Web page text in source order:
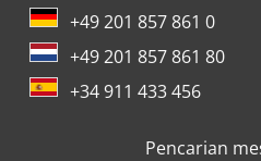
+49 201 857 861 0
+49 201 857 861 80
+34 911 433 456
Pencarian